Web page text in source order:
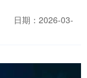
日期：2026-03-